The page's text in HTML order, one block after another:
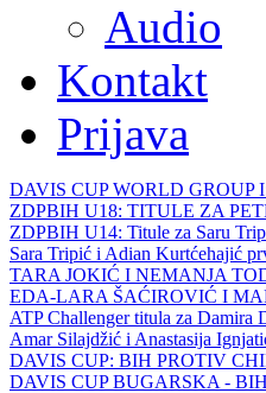
Audio
Kontakt
Prijava
DAVIS CUP WORLD GROUP
ZDPBIH U18: TITULE ZA
ZDPBIH U14: Titule za Saru
Sara Tripić i Adian Kurtćehajić
TARA JOKIĆ I NEMANJA
EDA-LARA ŠAĆIROVIĆ I
ATP Challenger titula za Damira
Amar Silajdžić i Anastasija
DAVIS CUP: BIH PROTIV
DAVIS CUP BUGARSKA -